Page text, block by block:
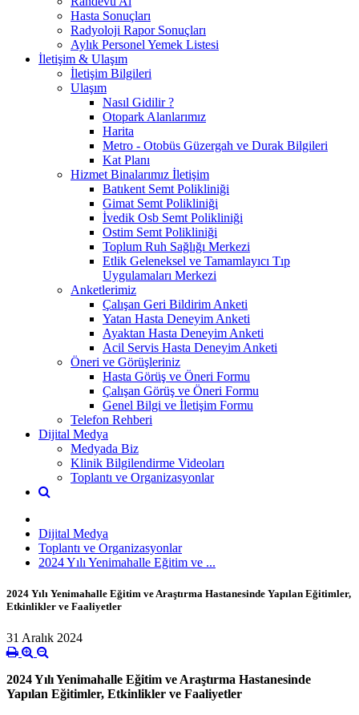
Hasta Sonuçları
Radyoloji Rapor Sonuçları
Aylık Personel Yemek Listesi
İletişim & Ulaşım
İletişim Bilgileri
Ulaşım
Nasıl Gidilir ?
Otopark Alanlarımız
Harita
Metro - Otobüs Güzergah ve Durak Bilgileri
Kat Planı
Hizmet Binalarımız İletişim
Batıkent Semt Polikliniği
Gimat Semt Polikliniği
İvedik Osb Semt Polikliniği
Ostim Semt Polikliniği
Toplum Ruh Sağlığı Merkezi
Etlik Geleneksel ve Tamamlayıcı Tıp
Uygulamaları Merkezi
Anketlerimiz
Çalışan Geri Bildirim Anketi
Yatan Hasta Deneyim Anketi
Ayaktan Hasta Deneyim Anketi
Acil Servis Hasta Deneyim Anketi
Öneri ve Görüşleriniz
Hasta Görüş ve Öneri Formu
Çalışan Görüş ve Öneri Formu
Genel Bilgi ve İletişim Formu
Telefon Rehberi
Dijital Medya
Medyada Biz
Klinik Bilgilendirme Videoları
Toplantı ve Organizasyonlar
Dijital Medya
Toplantı ve Organizasyonlar
2024 Yılı Yenimahalle Eğitim ve ...
2024 Yılı Yenimahalle Eğitim ve Araştırma Hastanesinde Yapılan Eğitimler,
Etkinlikler ve Faaliyetler
31 Aralık 2024
2024 Yılı Yenimahalle Eğitim ve Araştırma Hastanesinde
Yapılan Eğitimler, Etkinlikler ve Faaliyetler